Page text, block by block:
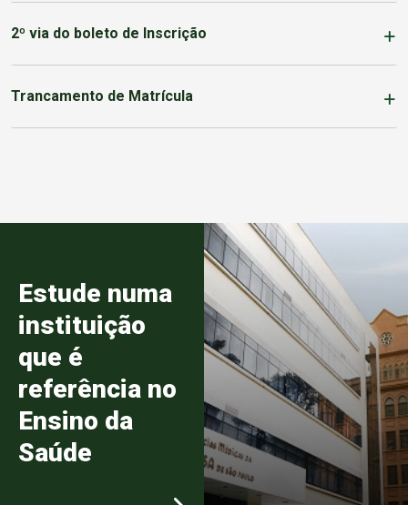
2º via do boleto de Inscrição
Trancamento de Matrícula
Estude numa
instituição
que é
referência no
Ensino da
Saúde